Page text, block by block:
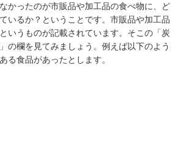
かったのが市販品や加工品の食べ物に、ど
いるか？ということです。市販品や加工品
いうものが記載されています。そこの「炭
の欄を見てみましょう。例えば以下のよう
る食品があったとします。